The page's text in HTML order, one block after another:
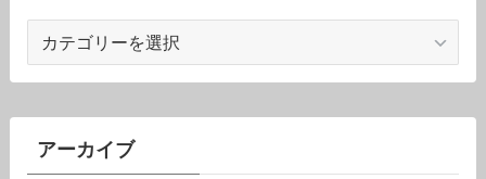
ゴ
リ
ーアーカイブ